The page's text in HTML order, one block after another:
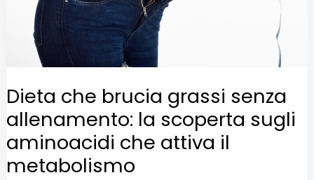
Dieta che brucia grassi senza
allenamento: la scoperta sugli
aminoacidi che attiva il
metabolismo
scoperta
che
attiva
il
metabolismo